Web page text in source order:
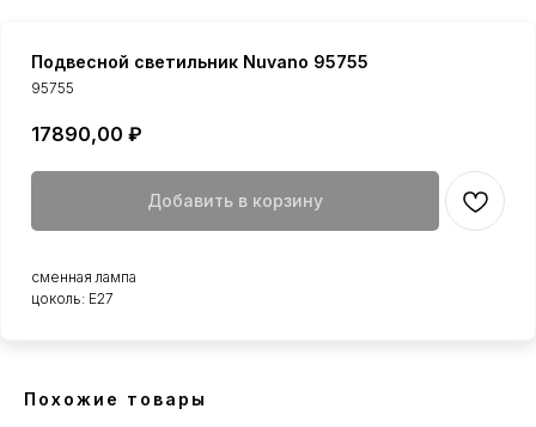
Подвесной светильник Nuvano 95755
95755
17890,00 ₽
Добавить в корзину
сменная лампа
цоколь: E27
Похожие товары